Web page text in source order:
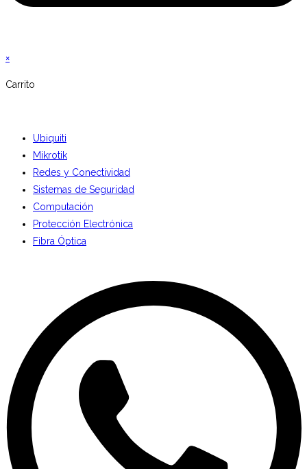
×
Carrito
Ubiquiti
Mikrotik
Redes y Conectividad
Sistemas de Seguridad
Computación
Protección Electrónica
Fibra Óptica